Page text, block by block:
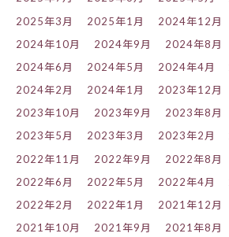
2025年3月
2025年1月 2024年12月
2024年10月
2024年9月 2024年8月
2024年6月
2024年5月 2024年4月
2024年2月
2024年1月 2023年12月
2023年10月
2023年9月 2023年8月
2023年5月
2023年3月 2023年2月
2022年11月
2022年9月 2022年8月
2022年6月
2022年5月 2022年4月
2022年2月
2022年1月 2021年12月
2021年10月
2021年9月 2021年8月